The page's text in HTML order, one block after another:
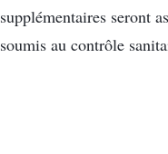
supplémentaires seront
soumis au contrôle